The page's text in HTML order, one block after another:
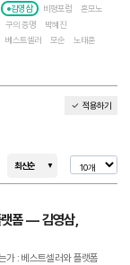
김영삼 비평포럼
혼모노
구의 증명
박혜진
베스트셀러
모순
노태훈
9
적용하기
최신순
랫폼 ― 김영삼,
가 : 베스트셀러와 플랫폼